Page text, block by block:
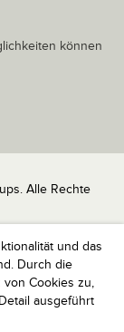
und das
Durch die
von Cookies zu,
ausgeführt
können
Alle Rechte